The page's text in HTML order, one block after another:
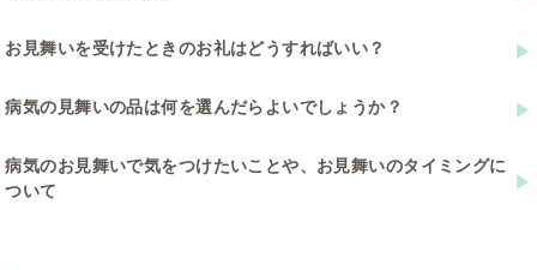
お見舞いを受けたときのお礼はどうすればいい？
病気の見舞いの品は何を選んだらよいでしょうか？
病気のお見舞いで気をつけたいことや、お見舞いのタイミングに
ついて